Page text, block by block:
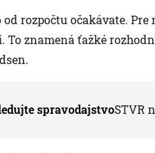
od rozpočtu očakávate.
To znamená ťažké
spravodajstvoSTVR